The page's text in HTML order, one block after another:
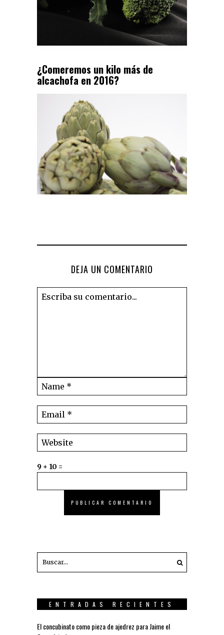
¿Comeremos un kilo más de
alcachofa en 2016?
DEJA UN COMENTARIO
9 + 10 =
ENTRADAS RECIENTES
El concubinato como pieza de ajedrez para Jaime el